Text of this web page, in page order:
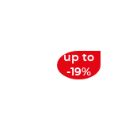
up to
-19%